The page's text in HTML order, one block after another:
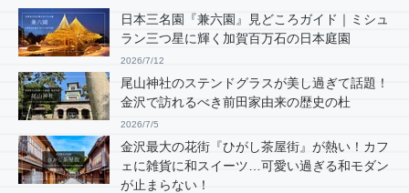
日本三名園『兼六園』見どころガイド｜ミシュ
ラン三つ星に輝く加賀百万石の日本庭園
2026/7/12
尾山神社のステンドグラスが美し過ぎて話題！
金沢で訪れるべき前田家由来の歴史の杜
2026/7/5
金沢最大の花街『ひがし茶屋街』が熱い！カフ
ェに雑貨に和スイーツ…可愛い過ぎる和モダン
が止まらない！